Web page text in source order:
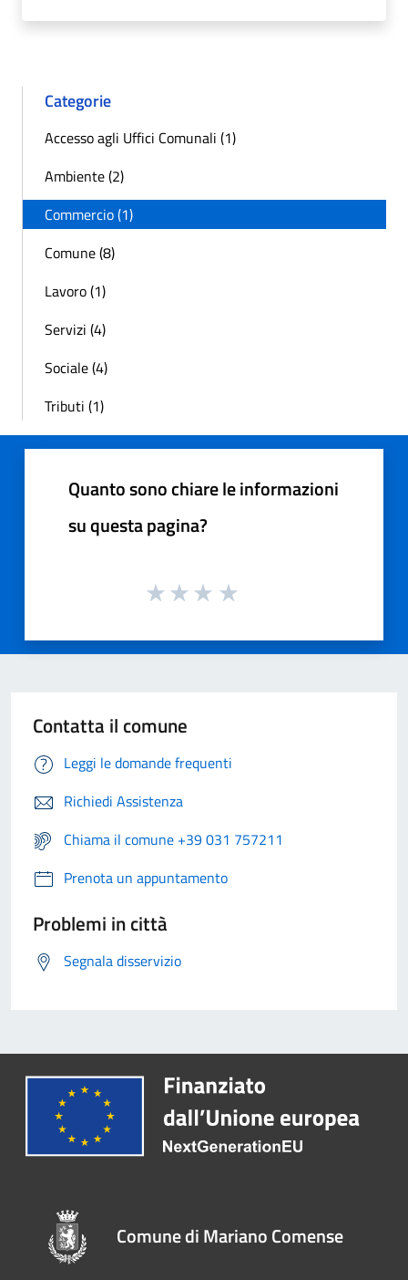
Categorie
Accesso agli Uffici Comunali (1)
Ambiente (2)
Commercio (1)
Comune (8)
Lavoro (1)
Servizi (4)
Sociale (4)
Tributi (1)
Quanto sono chiare le informazioni
su questa pagina?
Contatta il comune
Leggi le domande frequenti
Richiedi Assistenza
Chiama il comune +39 031 757211
Prenota un appuntamento
Problemi in città
Segnala disservizio
Comune di Mariano Comense